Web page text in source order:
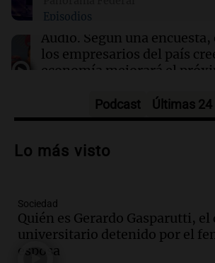
Finalizan las lluvias en el
y mínimas de hasta 1 grado se
Episodios
Audio. Según una
los empresarios del país
economía mejorará el
Audio.Carolina Losada:
ley de propiedad privada
Audio.
en Rosario contra la ley de
Privada.
Viva la Radio Rosario
Podcast Últimas 24
Lo más visto
Sociedad
Quién es Gerardo Gasparutti, el
universitario detenido por el
esposa